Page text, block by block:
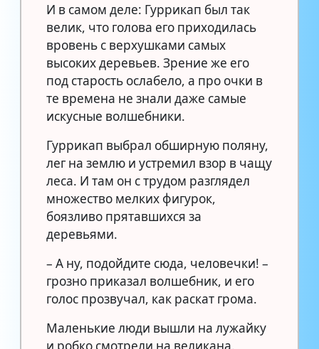
И в самом деле: Гуррикап был так
велик, что голова его приходилась
вровень с верхушками самых
высоких деревьев. Зрение же его
под старость ослабело, а про очки в
те времена не знали даже самые
искусные волшебники.
Гуррикап выбрал обширную поляну,
лег на землю и устремил взор в чащу
леса. И там он с трудом разглядел
множество мелких фигурок,
боязливо прятавшихся за
деревьями.
– А ну, подойдите сюда, человечки! –
грозно приказал волшебник, и его
голос прозвучал, как раскат грома.
Маленькие люди вышли на лужайку
и робко смотрели на великана.